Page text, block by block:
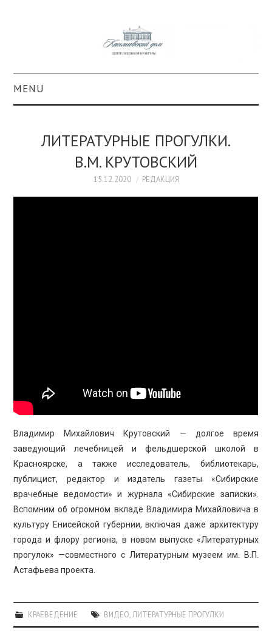
MENU
КОЛЛЕКЦИИ
ЛИТЕРАТУРНЫЕ ПРОГУЛКИ.
В.М. КРУТОВСКИЙ
15.12.2020 РЕДАКЦИЯ
Владимир Михайлович Крутовский — долгое время
заведующий лечебницей и фельдшерской школой в
Красноярске, а также исследователь, библиотекарь,
публицист, редактор и издатель газеты «Сибирские
врачебные ведомости» и журнала «Сибирские записки».
Вспомним об огромном вкладе Владимира Михайловича в
культуру Енисейской губернии, включая даже архитектуру
города и флору региона, в новом выпуске «Литературных
прогулок» —совместного с Литературным музеем им. В.П.
Астафьева проекта.
КРАЕВЕДЕНИЕ ВИДЕО ЛИТЕРАТУРНЫЕ ПРОГУЛКИ